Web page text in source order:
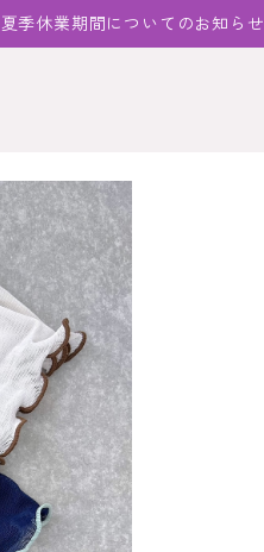
夏季休業期間についてのお知らせ